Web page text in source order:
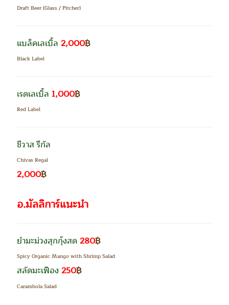
Draft Beer (Glass / Pitcher)
แบล็คเลเบิ้ล 2,000฿
Black Label
เรดเลเบิ้ล 1,000฿
Red Label
ชีวาส รีกัล
Chivas Regal
2,000฿
อ.มัลลิการ์แนะนำ
ยำมะม่วงสุกกุ้งสด 280฿
Spicy Organic Mango with Shrimp Salad
สลัดมะเฟือง 250฿
Carambola Salad